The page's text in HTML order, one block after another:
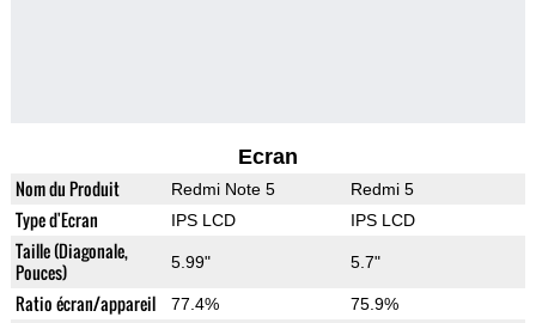
Ecran
Nom du Produit Redmi Note 5 Redmi 5
Type d'Ecran IPS LCD IPS LCD
Taille (Diagonale,
Pouces)
5.99" 5.7"
Ratio écran/appareil 77.4% 75.9%